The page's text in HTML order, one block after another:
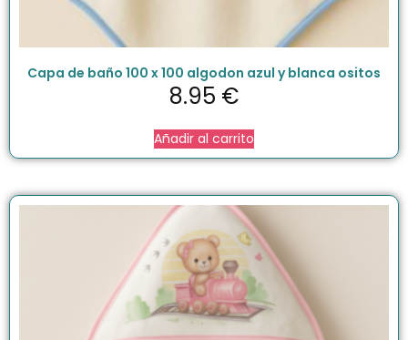
Capa de baño 100 x 100 algodon azul y blanca ositos
8.95 €
Añadir al carrito